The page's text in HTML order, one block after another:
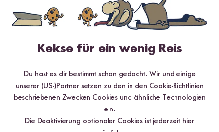
Kekse für ein wenig Reis
Du hast es dir bestimmt schon gedacht. Wir und einige
unserer (US-)Partner setzen zu den in den Cookie-Richtlinien
beschriebenen Zwecken Cookies und ähnliche Technologien
ein.
Die Deaktivierung optionaler Cookies ist jederzeit hier